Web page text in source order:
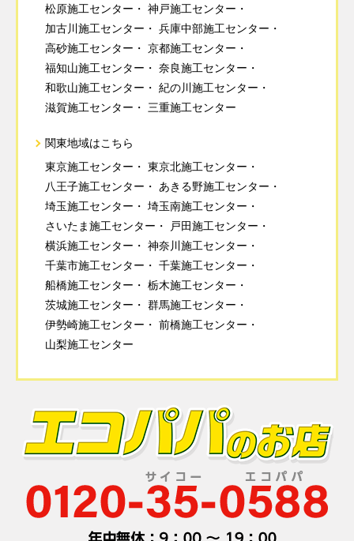
松原施工センター
神戸施工センター
加古川施工センター
兵庫中部施工センター
高砂施工センター
京都施工センター
福知山施工センター
奈良施工センター
和歌山施工センター
紀の川施工センター
滋賀施工センター
三重施工センター
関東地域はこちら
東京施工センター
東京北施工センター
八王子施工センター
あきる野施工センター
埼玉施工センター
埼玉南施工センター
さいたま施工センター
戸田施工センター
横浜施工センター
神奈川施工センター
千葉市施工センター
千葉施工センター
船橋施工センター
栃木施工センター
茨城施工センター
群馬施工センター
伊勢崎施工センター
前橋施工センター
山梨施工センター